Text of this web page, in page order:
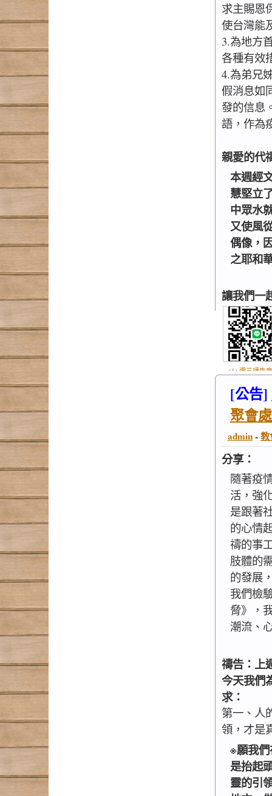
求主賜恩
使台灣能
3.為地方
各種有效
4.為弟兄
假消息如
發的信息
語，作為
親愛的代
本週經
慧堅立
中眾水
又使風
偶像，
之耶和
讓我們一
(1) 週三禱告
.jpg
[公告]
聚會
admin-教
分享：
隨著疫
活，強
是跟著
的心情
禱的事
肢體的
的發展
我們檢
脅》，
潮流、
禱告：上
今天我們
求：
第一、人
領，才是
※願我
是抬起
靈的引